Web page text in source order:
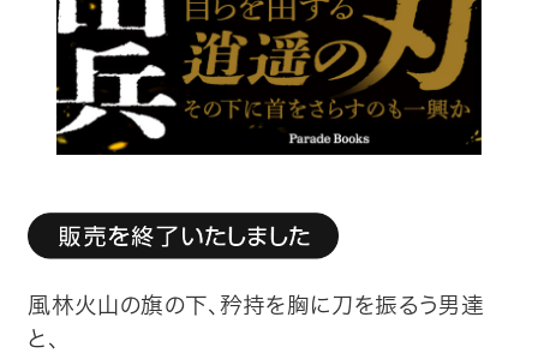
生活・健康
論文・学術書・参考書
絵本・児童書
社会・思想・哲学
風林火山の旗の下、矜持を胸に刀を振るう男達
と、